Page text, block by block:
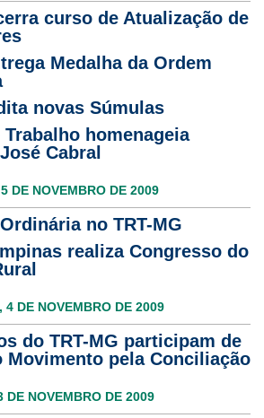
curso de Atualização de
Medalha da Ordem
novas Súmulas
homenageia
Cabral
DE NOVEMBRO DE 2009
no TRT-MG
realiza Congresso do
4 DE NOVEMBRO DE 2009
do TRT-MG participam de
Movimento pela Conciliação
DE NOVEMBRO DE 2009